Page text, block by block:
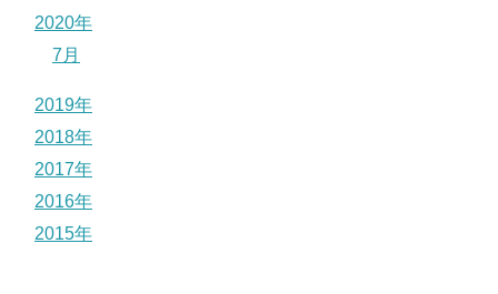
2020年
7月
2019年
2018年
2017年
2016年
2015年